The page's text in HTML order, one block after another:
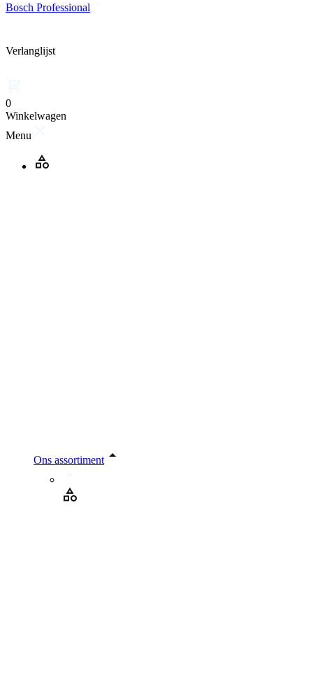
Bosch Professional
Verlanglijst
0
Winkelwagen
Menu
Ons assortiment